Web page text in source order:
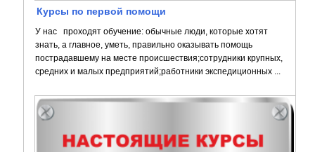
Курсы по первой помощи
У нас проходят обучение: обычные люди, которые хотят
знать, а главное, уметь, правильно оказывать помощь
пострадавшему на месте происшествия;сотрудники крупных,
средних и малых предприятий;работники экспедиционных ...